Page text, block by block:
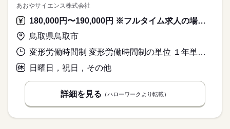
あおやサイエンス株式会社
180,000円〜190,000円 ※フルタイム求人の場合は月額（換算額）、パート求人の場合は時間額を表示しています。
鳥取県鳥取市
変形労働時間制 変形労働時間制の単位 １年単位 就業時間１ 8時10分〜17時15分
日曜日，祝日，その他
詳細を見る （ハローワークより転載）